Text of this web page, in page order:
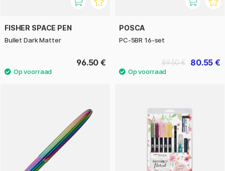
FISHER SPACE PEN
Bullet Dark Matter
96.50 €
POSCA
PC-5BR 16-set
80.55 €
89.50 €